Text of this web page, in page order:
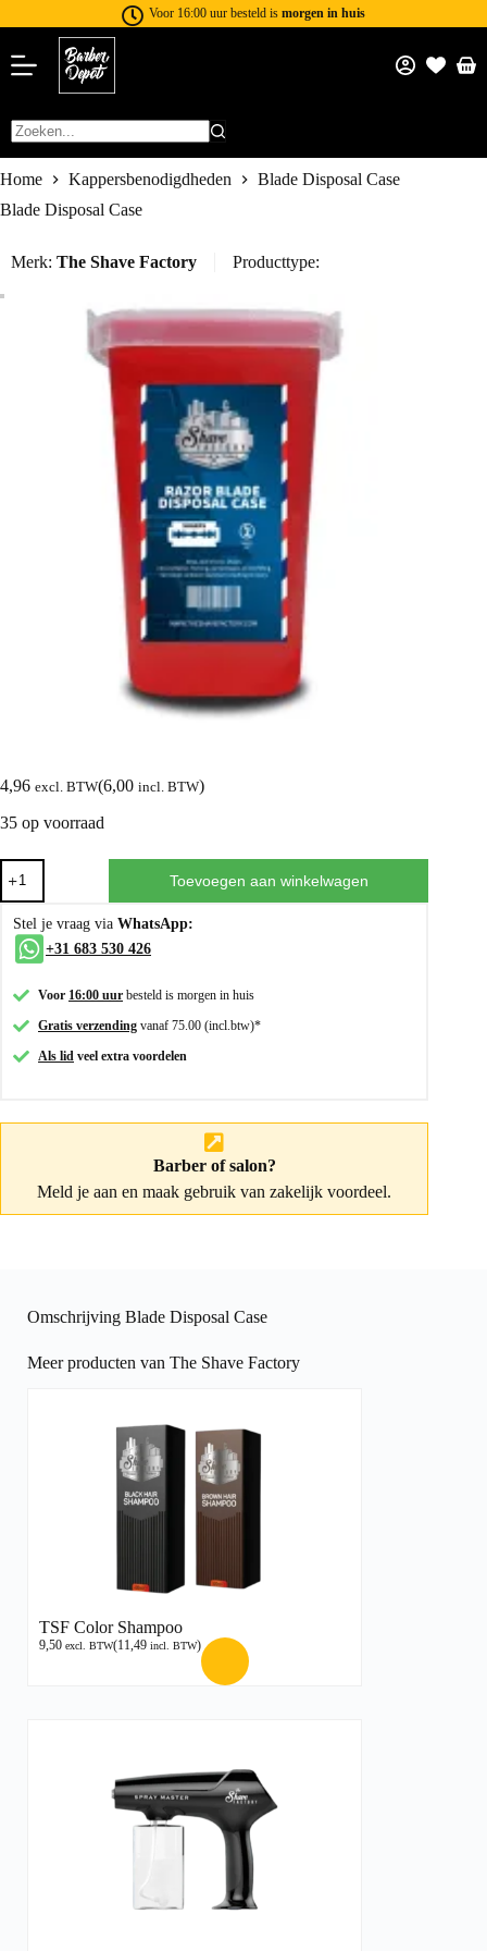
Voor 16:00 uur besteld is morgen in huis
Home Kappersbenodigdheden
Blade Disposal Case
Blade Disposal Case
Merk: The Shave Factory Producttype:
4,96 excl. BTW(6,00 incl. BTW)
35 op voorraad
Toevoegen aan winkelwagen
Stel je vraag via WhatsApp:
+31 683 530 426
Voor 16:00 uur besteld is morgen in huis
Gratis verzending vanaf 75.00 (incl.btw)*
Als lid veel extra voordelen
Barber of salon?
Meld je aan en maak gebruik van zakelijk voordeel.
Omschrijving Blade Disposal Case
Meer producten van The Shave Factory
TSF Color Shampoo
9,50 excl. BTW(11,49 incl. BTW)